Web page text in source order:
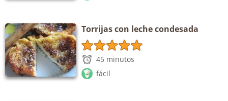
Torrijas con leche condesada
45 minutos
fácil